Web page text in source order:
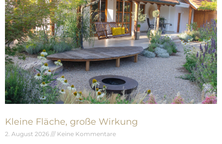
Kleine Fläche, große Wirkung
2. August 2026 Keine Kommentare